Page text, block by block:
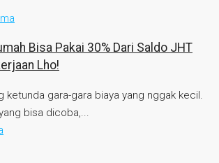
Bisa Pakai 30% Dari Saldo JHT
Lho!
ketunda gara-gara biaya yang nggak kecil.
bisa dicoba,...